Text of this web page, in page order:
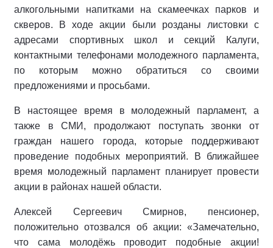
алкогольными напитками на скамеечках парков и
скверов. В ходе акции были розданы листовки с
адресами спортивных школ и секций Калуги,
контактными телефонами молодежного парламента,
по которым можно обратиться со своими
предложениями и просьбами.
В настоящее время в молодежный парламент, а
также в СМИ, продолжают поступать звонки от
граждан нашего города, которые поддерживают
проведение подобных мероприятий. В ближайшее
время молодежный парламент планирует провести
акции в районах нашей области.
Алексей Сергеевич Смирнов, пенсионер,
положительно отозвался об акции: «Замечательно,
что сама молодёжь проводит подобные акции!